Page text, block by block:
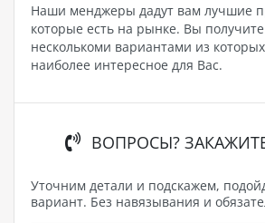
Наши менджеры дадут вам лучшие
которые есть на рынке. Вы получите
несколькоми вариантами из
наиболее интересное для Вас.
ВОПРОСЫ?
Уточним детали и подскажем,
вариант. Без навязывания и